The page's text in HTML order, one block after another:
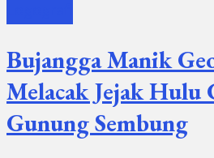
Bujangga Manik
Melacak Jejak
Gunung Sembung